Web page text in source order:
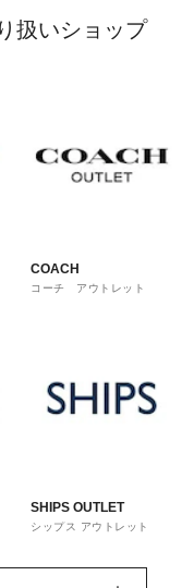
扱いショップ
COACH
コーチ アウトレット
SHIPS OUTLET
シップス アウトレット